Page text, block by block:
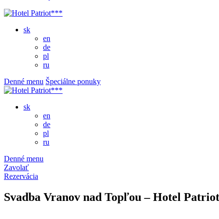
sk
en
de
pl
ru
Denné menu Špeciálne ponuky
sk
en
de
pl
ru
Denné menu
Zavolať
Rezervácia
Svadba Vranov nad Topľou – Hotel